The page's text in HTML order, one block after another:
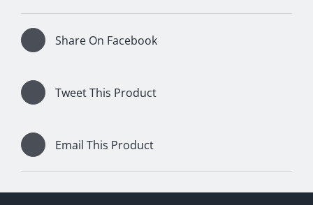
Share On Facebook
Tweet This Product
Email This Product